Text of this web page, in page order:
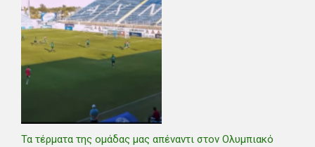
Τα τέρματα της ομάδας μας απέναντι στον Ολυμπιακό